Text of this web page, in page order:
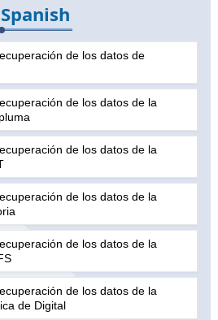
Spanish
de los datos de
de los datos de la
de los datos de la
de los datos de la
de los datos de la
de los datos de la
de Digital